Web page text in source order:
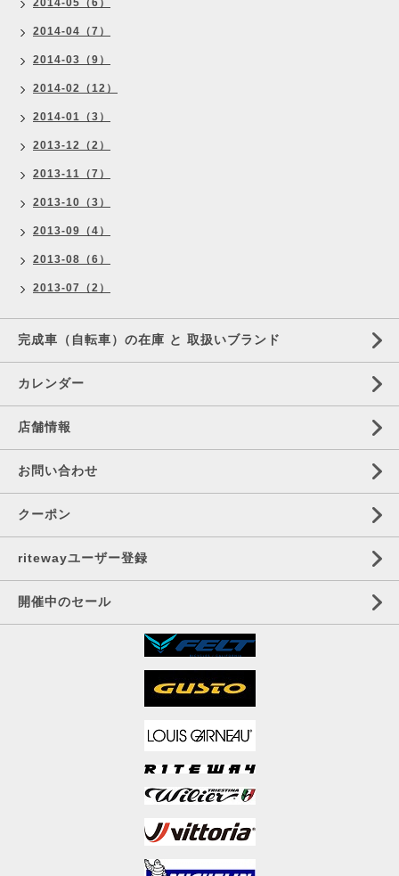
2014-05（6）
2014-04（7）
2014-03（9）
2014-02（12）
2014-01（3）
2013-12（2）
2013-11（7）
2013-10（3）
2013-09（4）
2013-08（6）
2013-07（2）
完成車（自転車）の在庫 と 取扱いブランド
カレンダー
店舗情報
お問い合わせ
クーポン
ritewayユーザー登録
開催中のセール